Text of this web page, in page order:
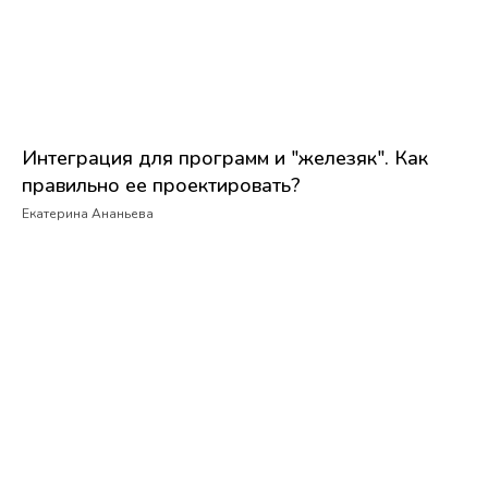
Интеграция для программ и "железяк". Как
правильно ее проектировать?
Екатерина Ананьева